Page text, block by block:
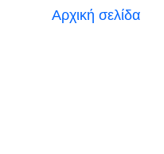
Αρχική σελίδα